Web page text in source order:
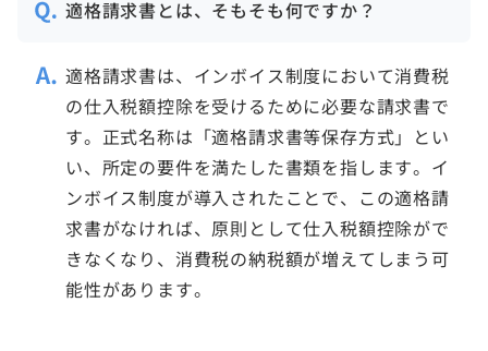
適格請求書とは、そもそも何ですか？
適格請求書は、インボイス制度において消費税
の仕入税額控除を受けるために必要な請求書で
す。正式名称は「適格請求書等保存方式」とい
い、所定の要件を満たした書類を指します。イ
ンボイス制度が導入されたことで、この適格請
求書がなければ、原則として仕入税額控除がで
きなくなり、消費税の納税額が増えてしまう可
能性があります。